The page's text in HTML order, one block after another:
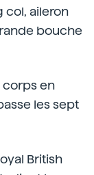
col, aileron
bouche
corps en
les sept
British